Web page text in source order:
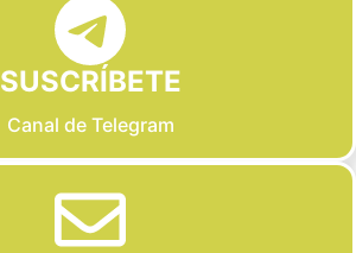
SUSCRÍBETE
Canal de Telegram